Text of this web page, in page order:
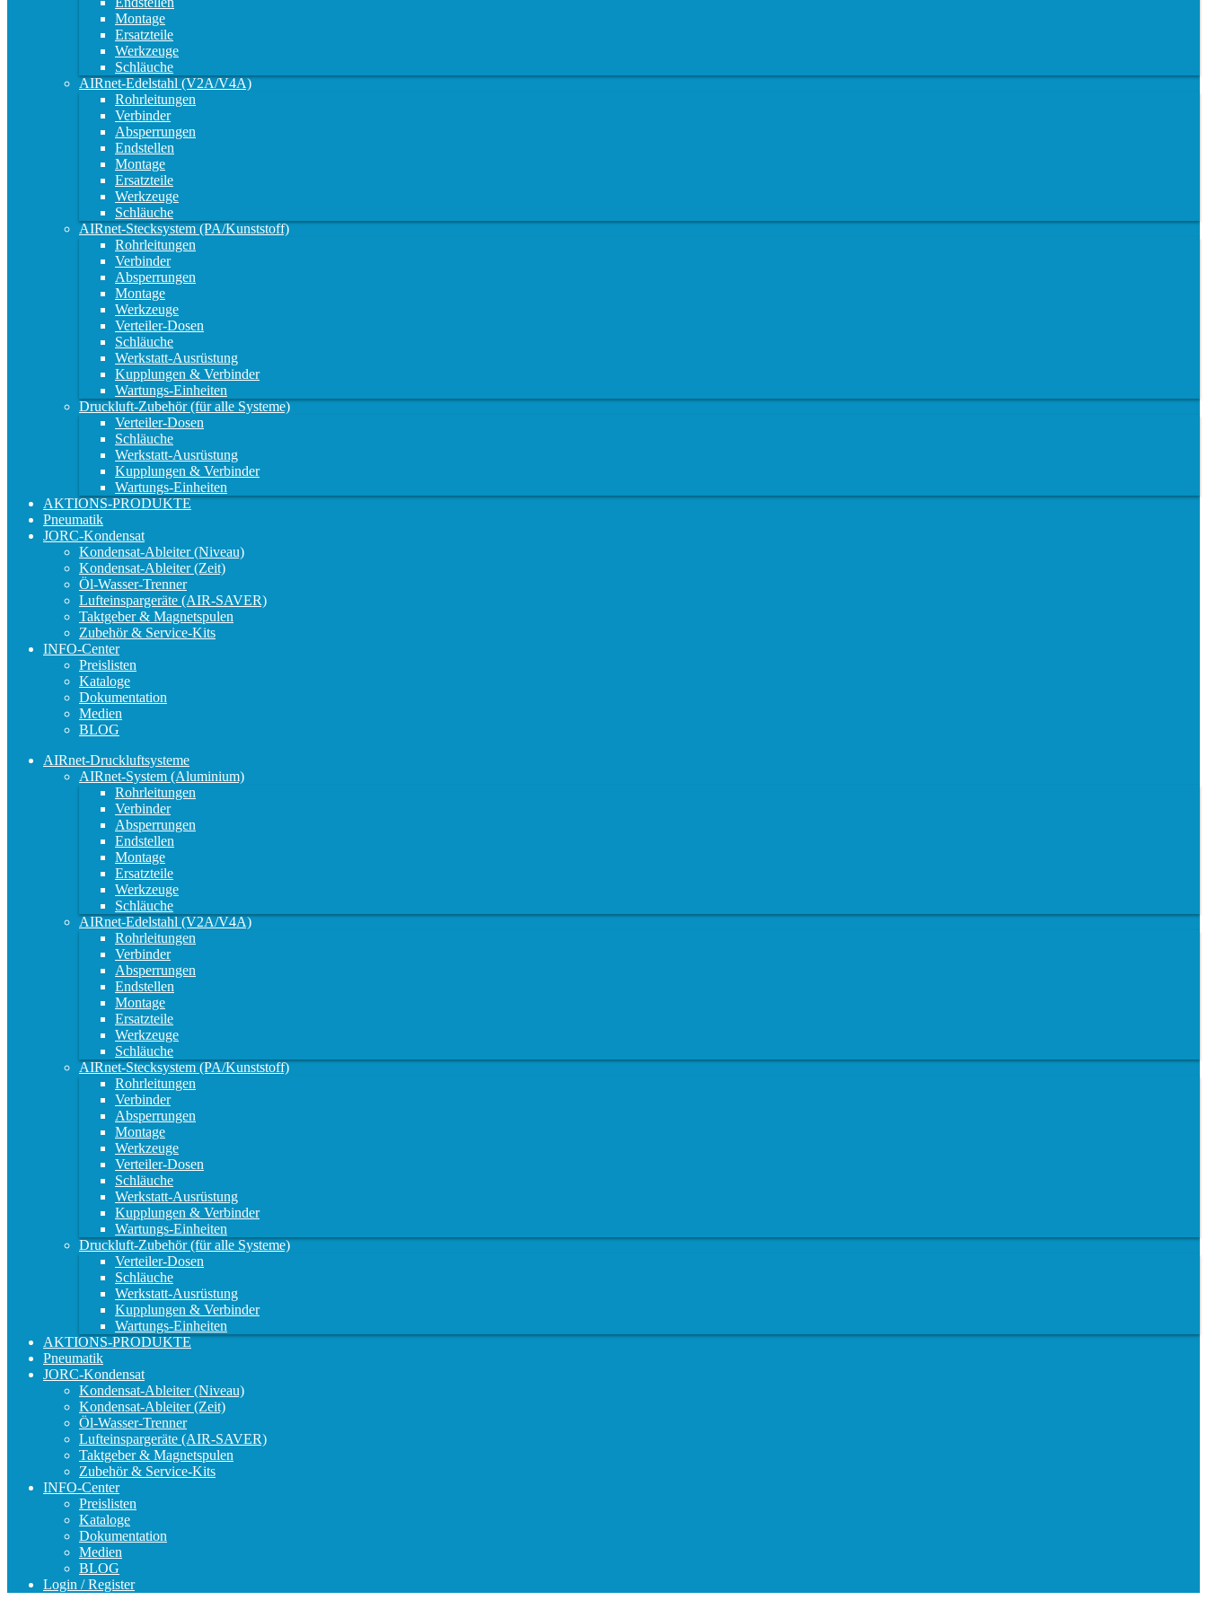
Montage
Ersatzteile
Werkzeuge
Schläuche
AIRnet-Edelstahl (V2A/V4A)
Rohrleitungen
Verbinder
Absperrungen
Endstellen
Montage
Ersatzteile
Werkzeuge
Schläuche
AIRnet-Stecksystem (PA/Kunststoff)
Rohrleitungen
Verbinder
Absperrungen
Montage
Werkzeuge
Verteiler-Dosen
Schläuche
Werkstatt-Ausrüstung
Kupplungen & Verbinder
Wartungs-Einheiten
Druckluft-Zubehör (für alle Systeme)
Verteiler-Dosen
Schläuche
Werkstatt-Ausrüstung
Kupplungen & Verbinder
Wartungs-Einheiten
AKTIONS-PRODUKTE
Pneumatik
JORC-Kondensat
Kondensat-Ableiter (Niveau)
Kondensat-Ableiter (Zeit)
Öl-Wasser-Trenner
Lufteinspargeräte (AIR-SAVER)
Taktgeber & Magnetspulen
Zubehör & Service-Kits
INFO-Center
Preislisten
Kataloge
Dokumentation
Medien
BLOG
AIRnet-Druckluftsysteme
AIRnet-System (Aluminium)
Rohrleitungen
Verbinder
Absperrungen
Endstellen
Montage
Ersatzteile
Werkzeuge
Schläuche
AIRnet-Edelstahl (V2A/V4A)
Rohrleitungen
Verbinder
Absperrungen
Endstellen
Montage
Ersatzteile
Werkzeuge
Schläuche
AIRnet-Stecksystem (PA/Kunststoff)
Rohrleitungen
Verbinder
Absperrungen
Montage
Werkzeuge
Verteiler-Dosen
Schläuche
Werkstatt-Ausrüstung
Kupplungen & Verbinder
Wartungs-Einheiten
Druckluft-Zubehör (für alle Systeme)
Verteiler-Dosen
Schläuche
Werkstatt-Ausrüstung
Kupplungen & Verbinder
Wartungs-Einheiten
AKTIONS-PRODUKTE
Pneumatik
JORC-Kondensat
Kondensat-Ableiter (Niveau)
Kondensat-Ableiter (Zeit)
Öl-Wasser-Trenner
Lufteinspargeräte (AIR-SAVER)
Taktgeber & Magnetspulen
Zubehör & Service-Kits
INFO-Center
Preislisten
Kataloge
Dokumentation
Medien
BLOG
Login / Register